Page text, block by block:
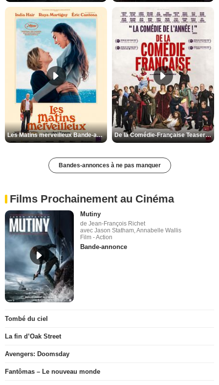
Les Matins merveilleux Bande-annonce VF De la Comédie-Française Teaser VF
Bandes-annonces à ne pas manquer
Films Prochainement au Cinéma
Mutiny
de Jean-François Richet
avec Jason Statham, Annabelle Wallis
Film - Action
Bande-annonce
Tombé du ciel
La fin d’Oak Street
Avengers: Doomsday
Fantômas – Le nouveau monde